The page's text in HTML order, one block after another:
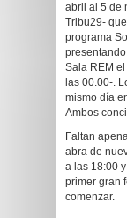
abril al 5 de
Tribu29-
programa
Sala REM
las 00.00-.
mismo día
Ambos
Faltan
abra de
a las 18:00
primer gran
comenzar.